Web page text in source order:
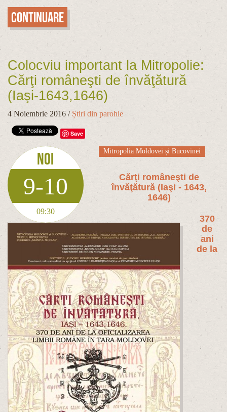
Continuare
Colocviu important la Mitropolie:
Cărţi româneşti de învăţătură
(Iaşi-1643,1646)
4 Noiembrie 2016 / Știri din parohie
Save
Noi
9-10
09:30
Mitropolia Moldovei și Bucovinei
Cărţi româneşti de
învăţătură (Iaşi - 1643,
1646)
370
de
ani
de la